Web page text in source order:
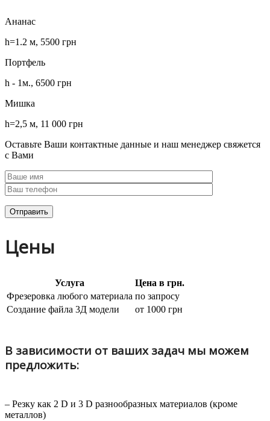
Ананас
h=1.2 м, 5500 грн
Портфель
h - 1м., 6500 грн
Мишка
h=2,5 м, 11 000 грн
Оставьте Ваши контактные данные и наш менеджер свяжется
с Вами
Цены
Услуга
Цена в грн.
Фрезеровка любого материала по запросу
Создание файла 3Д модели
от 1000 грн
В зависимости от ваших задач мы можем
предложить:
– Резку как 2 D и 3 D разнообразных материалов (кроме
металлов)